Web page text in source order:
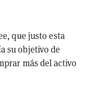
que justo esta
su objetivo de
más del activo